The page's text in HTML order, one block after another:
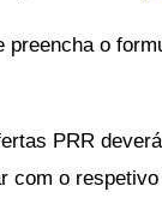
preencha o
PRR
com o